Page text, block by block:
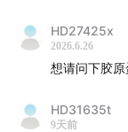
渗透扩散获取营
复资源极其有限
会主动分解 II 型
HD27425x
2026.6.26
想请问下胶
HD31635t
9天前